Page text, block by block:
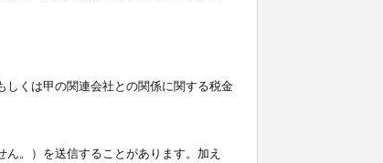
くは甲の関連会社との関係に関する税金
。）を送信することがあります。加え